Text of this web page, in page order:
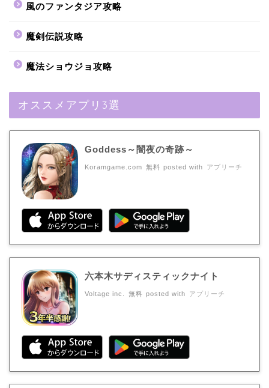
風のファンタジア攻略
魔剣伝説攻略
魔法ショウジョ攻略
オススメアプリ3選
Goddess～闇夜の奇跡～
Koramgame.com 無料 posted with アプリーチ
六本木サディスティックナイト
Voltage inc. 無料 posted with アプリーチ